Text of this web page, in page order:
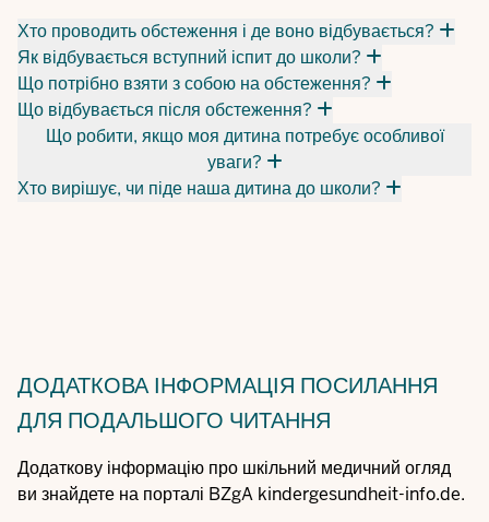
Хто проводить обстеження і де воно відбувається?
Як відбувається вступний іспит до школи?
Що потрібно взяти з собою на обстеження?
Що відбувається після обстеження?
Що робити, якщо моя дитина потребує особливої
уваги?
Хто вирішує, чи піде наша дитина до школи?
ДОДАТКОВА ІНФОРМАЦІЯ ПОСИЛАННЯ
ДЛЯ ПОДАЛЬШОГО ЧИТАННЯ
Додаткову інформацію про шкільний медичний огляд
ви знайдете на порталі BZgA kindergesundheit-info.de.